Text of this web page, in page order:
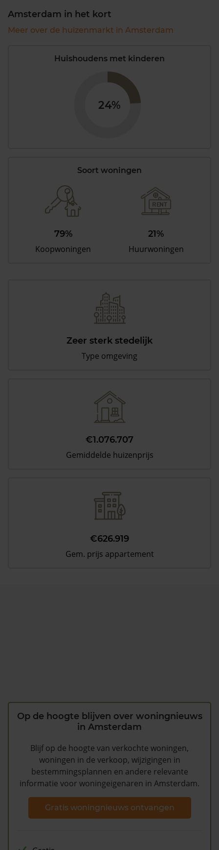
Amsterdam in het kort
Meer over de huizenmarkt in Amsterdam
Huishoudens met kinderen
24%
Soort woningen
79%
Koopwoningen
21%
Huurwoningen
Zeer sterk stedelijk
Type omgeving
€1.076.707
Gemiddelde huizenprijs
€626.919
Gem. prijs appartement
Op de hoogte blijven over woningnieuws
in Amsterdam
Blijf op de hoogte van verkochte woningen,
woningen in de verkoop, wijzigingen in
bestemmingsplannen en andere relevante
informatie voor woningeigenaren in Amsterdam.
Gratis woningnieuws ontvangen